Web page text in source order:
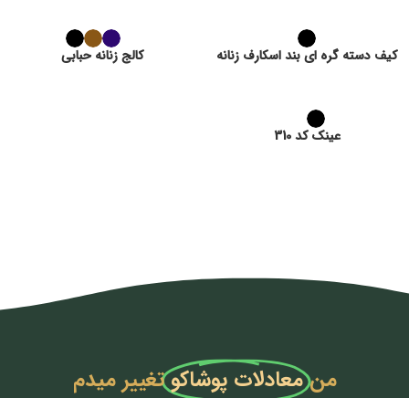
کیف دسته گره ای بند اسکارف زنانه کالج زنانه حبابی
عینک کد 310
منمعادلات پوشاکوتغییر میدم